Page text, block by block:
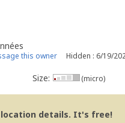
this owner Hidden : 6/19/
Size: (micro)
location details. It's free!